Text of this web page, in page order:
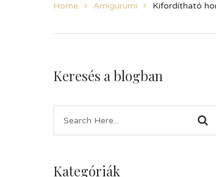
Home Amigurumi Kifordítható
Keresés a blogban
Kategóriák